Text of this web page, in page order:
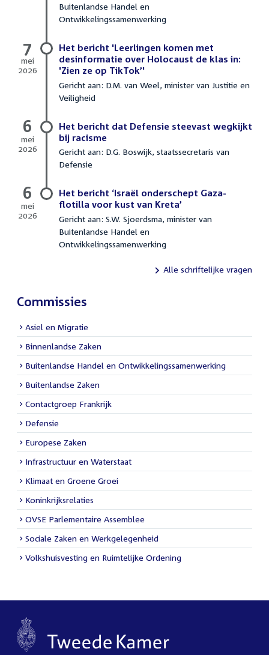
Buitenlandse Handel en
Ontwikkelingssamenwerking
Het bericht 'Leerlingen komen met
desinformatie over Holocaust de klas in:
'Zien ze op TikTok’'
Gericht aan: D.M. van Weel, minister van Justitie en
Veiligheid
7
mei
2026
Het bericht dat Defensie steevast wegkijkt
bij racisme
Gericht aan: D.G. Boswijk, staatssecretaris van
Defensie
6
mei
2026
Het bericht ‘Israël onderschept Gaza-
flotilla voor kust van Kreta’
Gericht aan: S.W. Sjoerdsma, minister van
Buitenlandse Handel en
Ontwikkelingssamenwerking
6
mei
2026
Alle schriftelijke vragen
Commissies
Asiel en Migratie
Binnenlandse Zaken
Buitenlandse Handel en Ontwikkelingssamenwerking
Buitenlandse Zaken
Contactgroep Frankrijk
Defensie
Europese Zaken
Infrastructuur en Waterstaat
Klimaat en Groene Groei
Koninkrijksrelaties
OVSE Parlementaire Assemblee
Sociale Zaken en Werkgelegenheid
Volkshuisvesting en Ruimtelijke Ordening